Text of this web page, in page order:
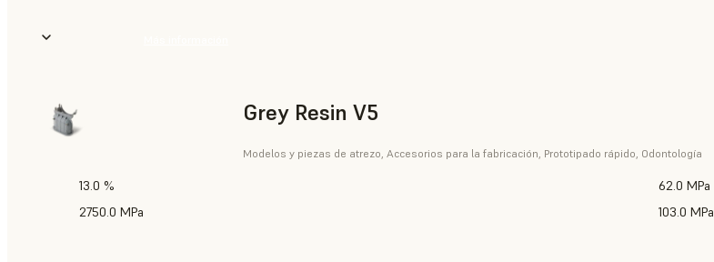
Grey Resin V5
Modelos y piezas de atrezo, Accesorios para la fabricación, Prototipado rápido, Odontología
13.0 %
62.0 MPa
2750.0 MPa
103.0 MPa